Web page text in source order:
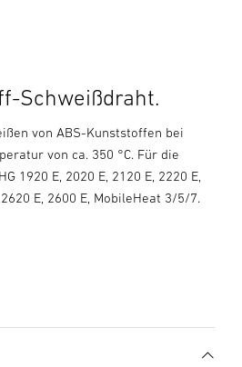
Schweißdraht.
von ABS-Kunststoffen bei
von ca. 350 °C. Für die
1920 E, 2020 E, 2120 E, 2220 E,
E, 2600 E, MobileHeat 3/5/7.